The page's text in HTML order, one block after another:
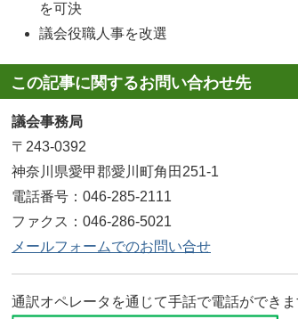
を可決
議会役職人事を改選
この記事に関するお問い合わせ先
議会事務局
〒243-0392
神奈川県愛甲郡愛川町角田251-1
電話番号：046-285-2111
ファクス：046-286-5021
メールフォームでのお問い合せ
通訳オペレータを通じて手話で電話ができま